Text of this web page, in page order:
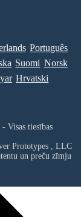
Português
Suomi Norsk
Hrvatski
Visas tiesības
Prototypes , LLC
un preču zīmju